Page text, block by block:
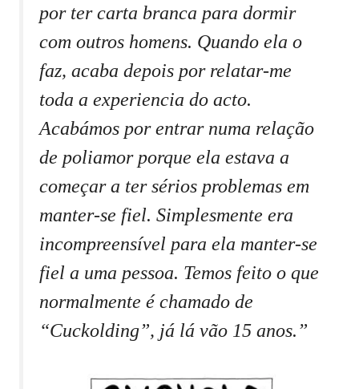
por ter carta branca para dormir
com outros homens. Quando ela o
faz, acaba depois por relatar-me
toda a experiencia do acto.
Acabámos por entrar numa relação
de poliamor porque ela estava a
começar a ter sérios problemas em
manter-se fiel. Simplesmente era
incompreensível para ela manter-se
fiel a uma pessoa. Temos feito o que
normalmente é chamado de
“Cuckolding”, já lá vão 15 anos.”